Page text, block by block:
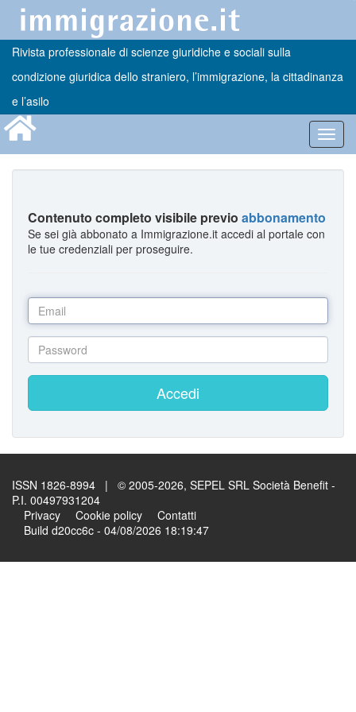
Rivista professionale di scienze giuridiche e sociali sulla
condizione giuridica dello straniero, l’immigrazione, la cittadinanza
e l’asilo
Contenuto completo visibile previo abbonamento
Se sei già abbonato a Immigrazione.it accedi al portale con
le tue credenziali per proseguire.
Accedi
ISSN 1826-8994 | © 2005-2026, SEPEL SRL Società Benefit -
P.I. 00497931204
Privacy
Cookie policy
Contatti
Build d20cc6c - 04/08/2026 18:19:47